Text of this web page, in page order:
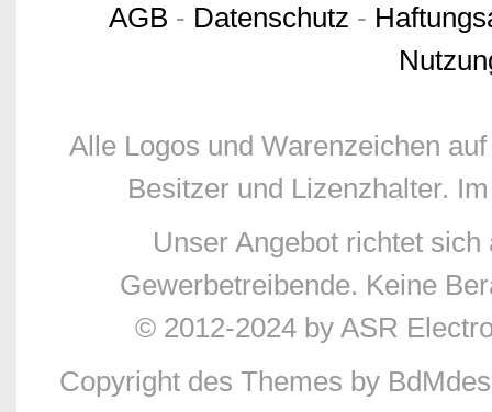
AGB - Datenschutz -
Alle Logos und Warenzeichen
Besitzer und Lizenzhalter.
Unser Angebot richtet
Gewerbetreibende. Keine
© 2012-2024 by ASR
Copyright des Themes by